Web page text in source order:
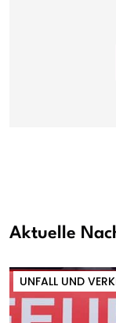
Aktuelle
UNFALL UND